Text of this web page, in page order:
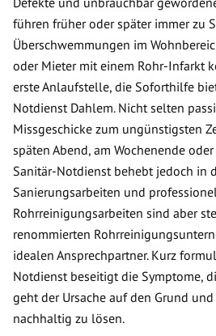
führen früher oder später immer zu
Überschwemmungen im
oder Mieter mit einem Rohr-Infarkt
erste Anlaufstelle, die Soforthilfe
Notdienst Dahlem. Nicht selten
Missgeschicke zum ungünstigsten
späten Abend, am Wochenende
Sanitär-Notdienst behebt jedoch in
Sanierungsarbeiten und
Rohrreinigungsarbeiten sind aber
renommierten
idealen Ansprechpartner. Kurz
Notdienst beseitigt die Symptome,
geht der Ursache auf den Grund
nachhaltig zu lösen.